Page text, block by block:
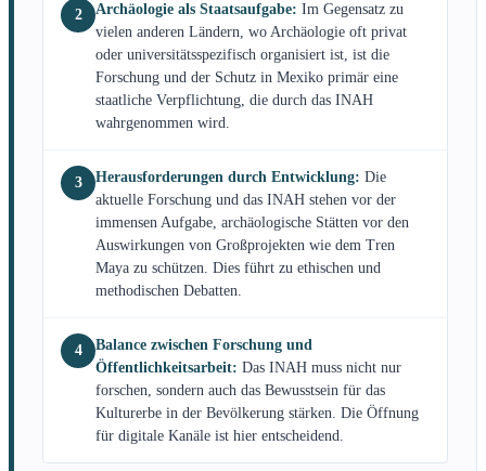
2 Archäologie als Staatsaufgabe: Im Gegensatz zu
vielen anderen Ländern, wo Archäologie oft privat
oder universitätsspezifisch organisiert ist, ist die
Forschung und der Schutz in Mexiko primär eine
staatliche Verpflichtung, die durch das INAH
wahrgenommen wird.
3 Herausforderungen durch Entwicklung: Die
aktuelle Forschung und das INAH stehen vor der
immensen Aufgabe, archäologische Stätten vor den
Auswirkungen von Großprojekten wie dem Tren
Maya zu schützen. Dies führt zu ethischen und
methodischen Debatten.
4
Balance zwischen Forschung und
Öffentlichkeitsarbeit: Das INAH muss nicht nur
forschen, sondern auch das Bewusstsein für das
Kulturerbe in der Bevölkerung stärken. Die Öffnung
für digitale Kanäle ist hier entscheidend.